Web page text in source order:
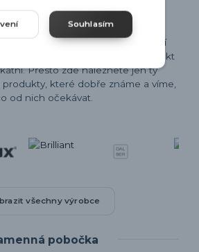
se snažíme nabízet co největší
dobře chápeme, že každý projekt
Přesto zde naleznete jen ty
které dobře známe a víme,
od nich očekávat.
všechny výrobce
pobočka
Souhlasím